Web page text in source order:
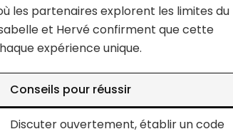
les partenaires explorent les limites du
et Hervé confirment que cette
expérience unique.
Conseils pour réussir
Discuter ouvertement, établir un code